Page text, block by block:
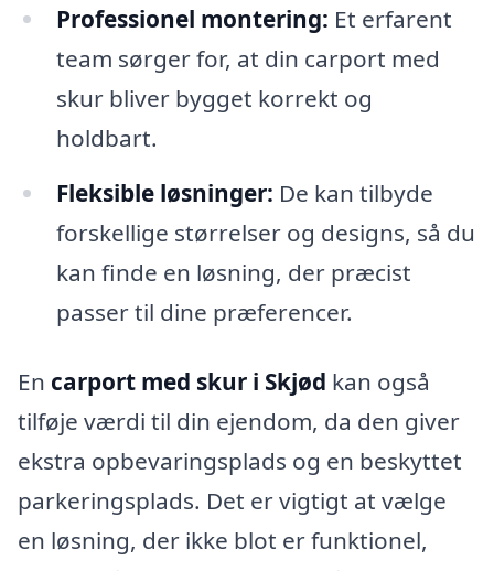
Professionel montering: Et erfarent
team sørger for, at din carport med
skur bliver bygget korrekt og
holdbart.
Fleksible løsninger: De kan tilbyde
forskellige størrelser og designs, så du
kan finde en løsning, der præcist
passer til dine præferencer.
En carport med skur i Skjød kan også
tilføje værdi til din ejendom, da den giver
ekstra opbevaringsplads og en beskyttet
parkeringsplads. Det er vigtigt at vælge
en løsning, der ikke blot er funktionel,